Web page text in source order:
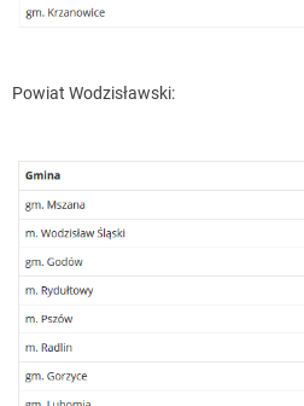
Powiat Wodzisławski: